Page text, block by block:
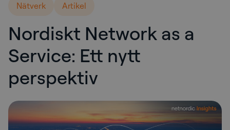
Nätverk Artikel
Nordiskt Network as a
Service: Ett nytt
perspektiv